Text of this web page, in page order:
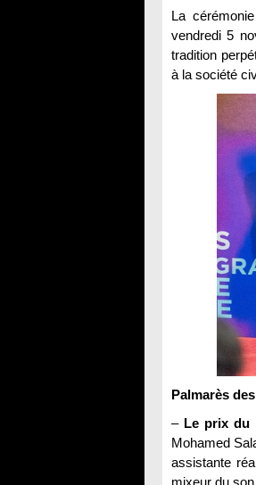
La
vendredi 5
tradition
à la société
Palmarès
– Le prix du
Mohamed
assistante
mixeur du